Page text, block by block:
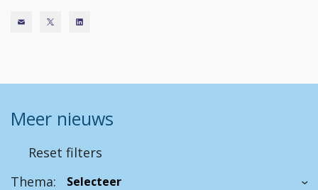
Meer nieuws
Reset filters
Thema: